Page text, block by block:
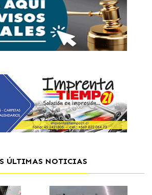
ÚLTIMAS NOTICIAS